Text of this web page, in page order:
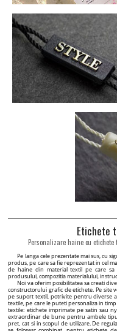
Etichete
Personalizare haine cu
Pe langa cele prezentate mai sus, cu
produs, pe care sa fie reprezentat in cel
de haine din material textil pe care sa
produsului, compozitia materialului,
Noi va oferim posibilitatea sa creati
constructorului grafic de etichete. Pe
pe suport textil, potrivite pentru diverse
textile, pe care le puteti personaliza in
textile: etichete imprimate pe satin sau
extraordinar de bune pentru ambele
pret, cat si in scopul de utilizare. De